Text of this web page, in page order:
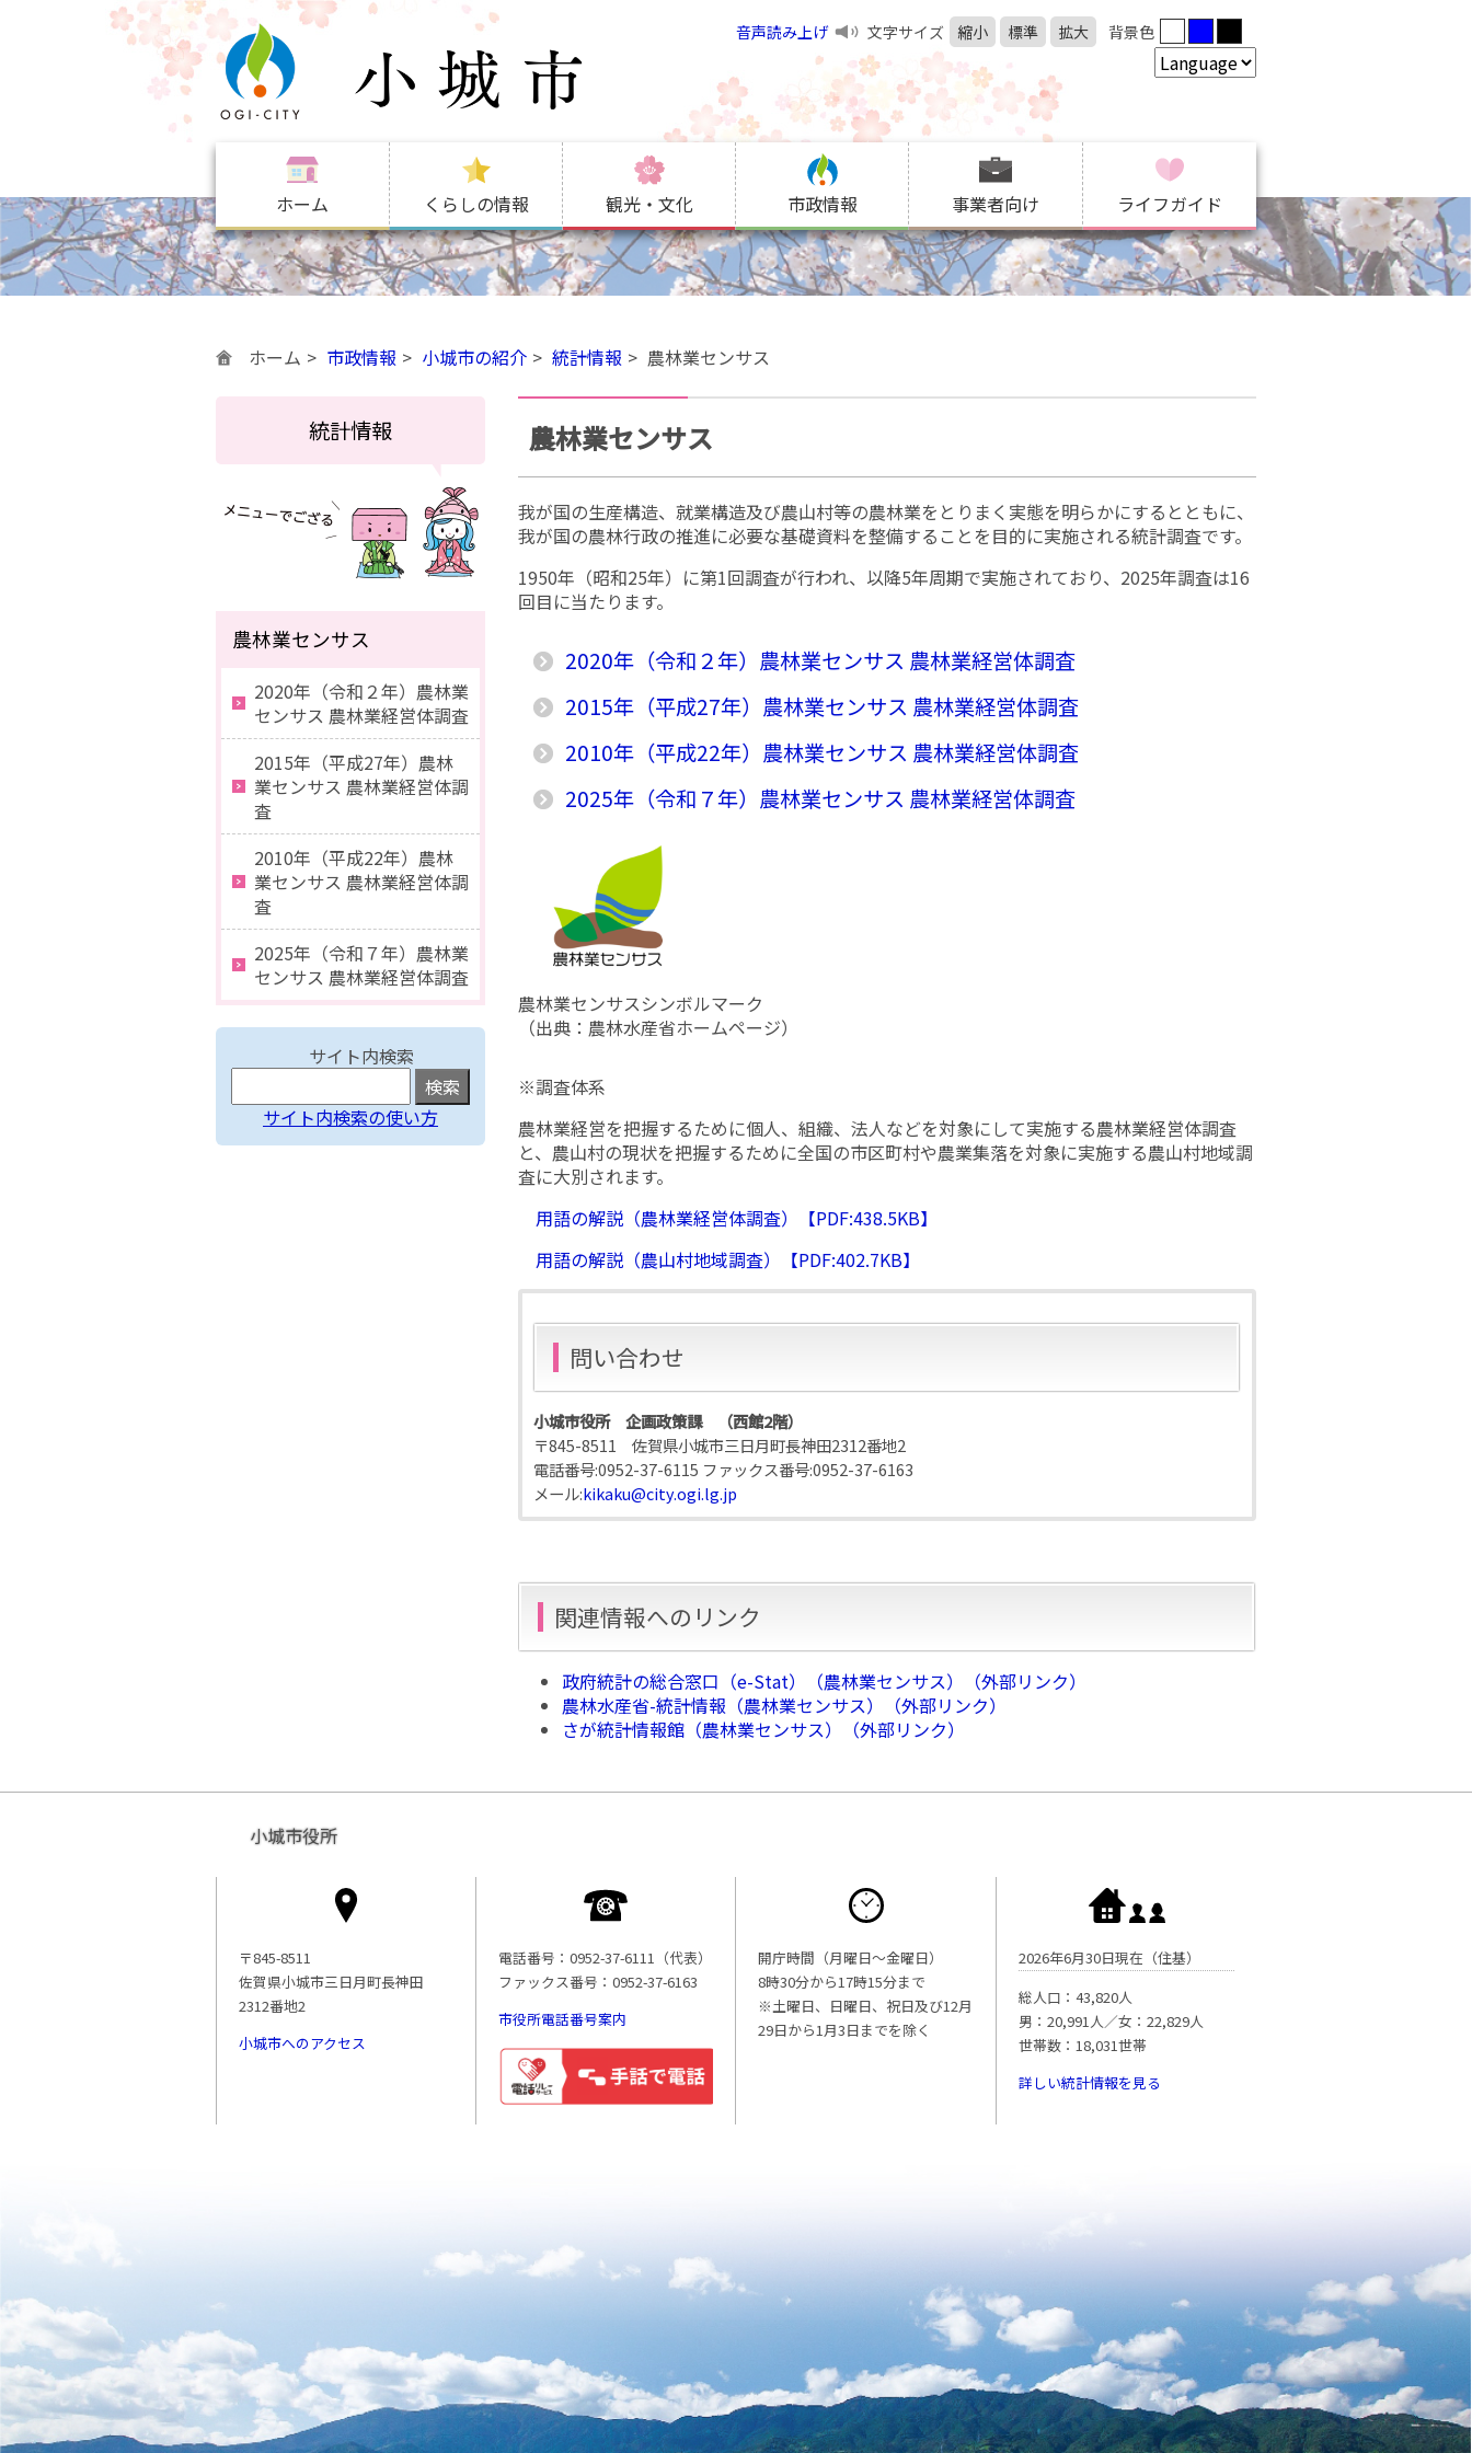
音声読み上げ 文字サイズ 縮小 標準 拡大 背景色
ホーム くらしの情報 観光・文化 市政情報 事業者向け ライフガイド
ホーム 市政情報 小城市の紹介 統計情報 農林業センサス
農林業センサス
我が国の生産構造、就業構造及び農山村等の農林業をとりまく実態を明らかにするとともに、
我が国の農林行政の推進に必要な基礎資料を整備することを目的に実施される統計調査です。
1950年（昭和25年）に第1回調査が行われ、以降5年周期で実施されており、2025年調査は16
回目に当たります。
2020年（令和２年）農林業センサス 農林業経営体調査
2015年（平成27年）農林業センサス 農林業経営体調査
2010年（平成22年）農林業センサス 農林業経営体調査
2025年（令和７年）農林業センサス 農林業経営体調査
農林業センサスシンボルマーク
（出典：農林水産省ホームページ）
※調査体系
農林業経営を把握するために個人、組織、法人などを対象にして実施する農林業経営体調査
と、農山村の現状を把握するために全国の市区町村や農業集落を対象に実施する農山村地域調
査に大別されます。
用語の解説（農林業経営体調査）【PDF:438.5KB】
用語の解説（農山村地域調査）【PDF:402.7KB】
問い合わせ
小城市役所 企画政策課 （西館2階）
〒845-8511 佐賀県小城市三日月町長神田2312番地2
電話番号:0952-37-6115 ファックス番号:0952-37-6163
メール:kikaku@city.ogi.lg.jp
関連情報へのリンク
政府統計の総合窓口（e-Stat）（農林業センサス）（外部リンク）
農林水産省-統計情報（農林業センサス）（外部リンク）
さが統計情報館（農林業センサス）（外部リンク）
統計情報
農林業センサス
2020年（令和２年）農林業
センサス 農林業経営体調査
2015年（平成27年）農林
業センサス 農林業経営体調
査
2010年（平成22年）農林
業センサス 農林業経営体調
査
2025年（令和７年）農林業
センサス 農林業経営体調査
サイト内検索
サイト内検索の使い方
小城市役所
〒845-8511
佐賀県小城市三日月町長神田
2312番地2
小城市へのアクセス
電話番号：0952-37-6111（代表）
ファックス番号：0952-37-6163
市役所電話番号案内
開庁時間（月曜日〜金曜日）
8時30分から17時15分まで
※土曜日、日曜日、祝日及び12月
29日から1月3日までを除く
2026年6月30日現在（住基）
総人口：43,820人
男：20,991人／女：22,829人
世帯数：18,031世帯
詳しい統計情報を見る